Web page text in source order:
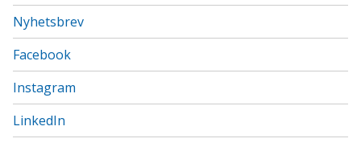
Nyhetsbrev
Facebook
Instagram
LinkedIn